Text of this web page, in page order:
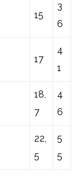
15
3
6
17
4
1
18,
7
4
6
22,
5
5
5